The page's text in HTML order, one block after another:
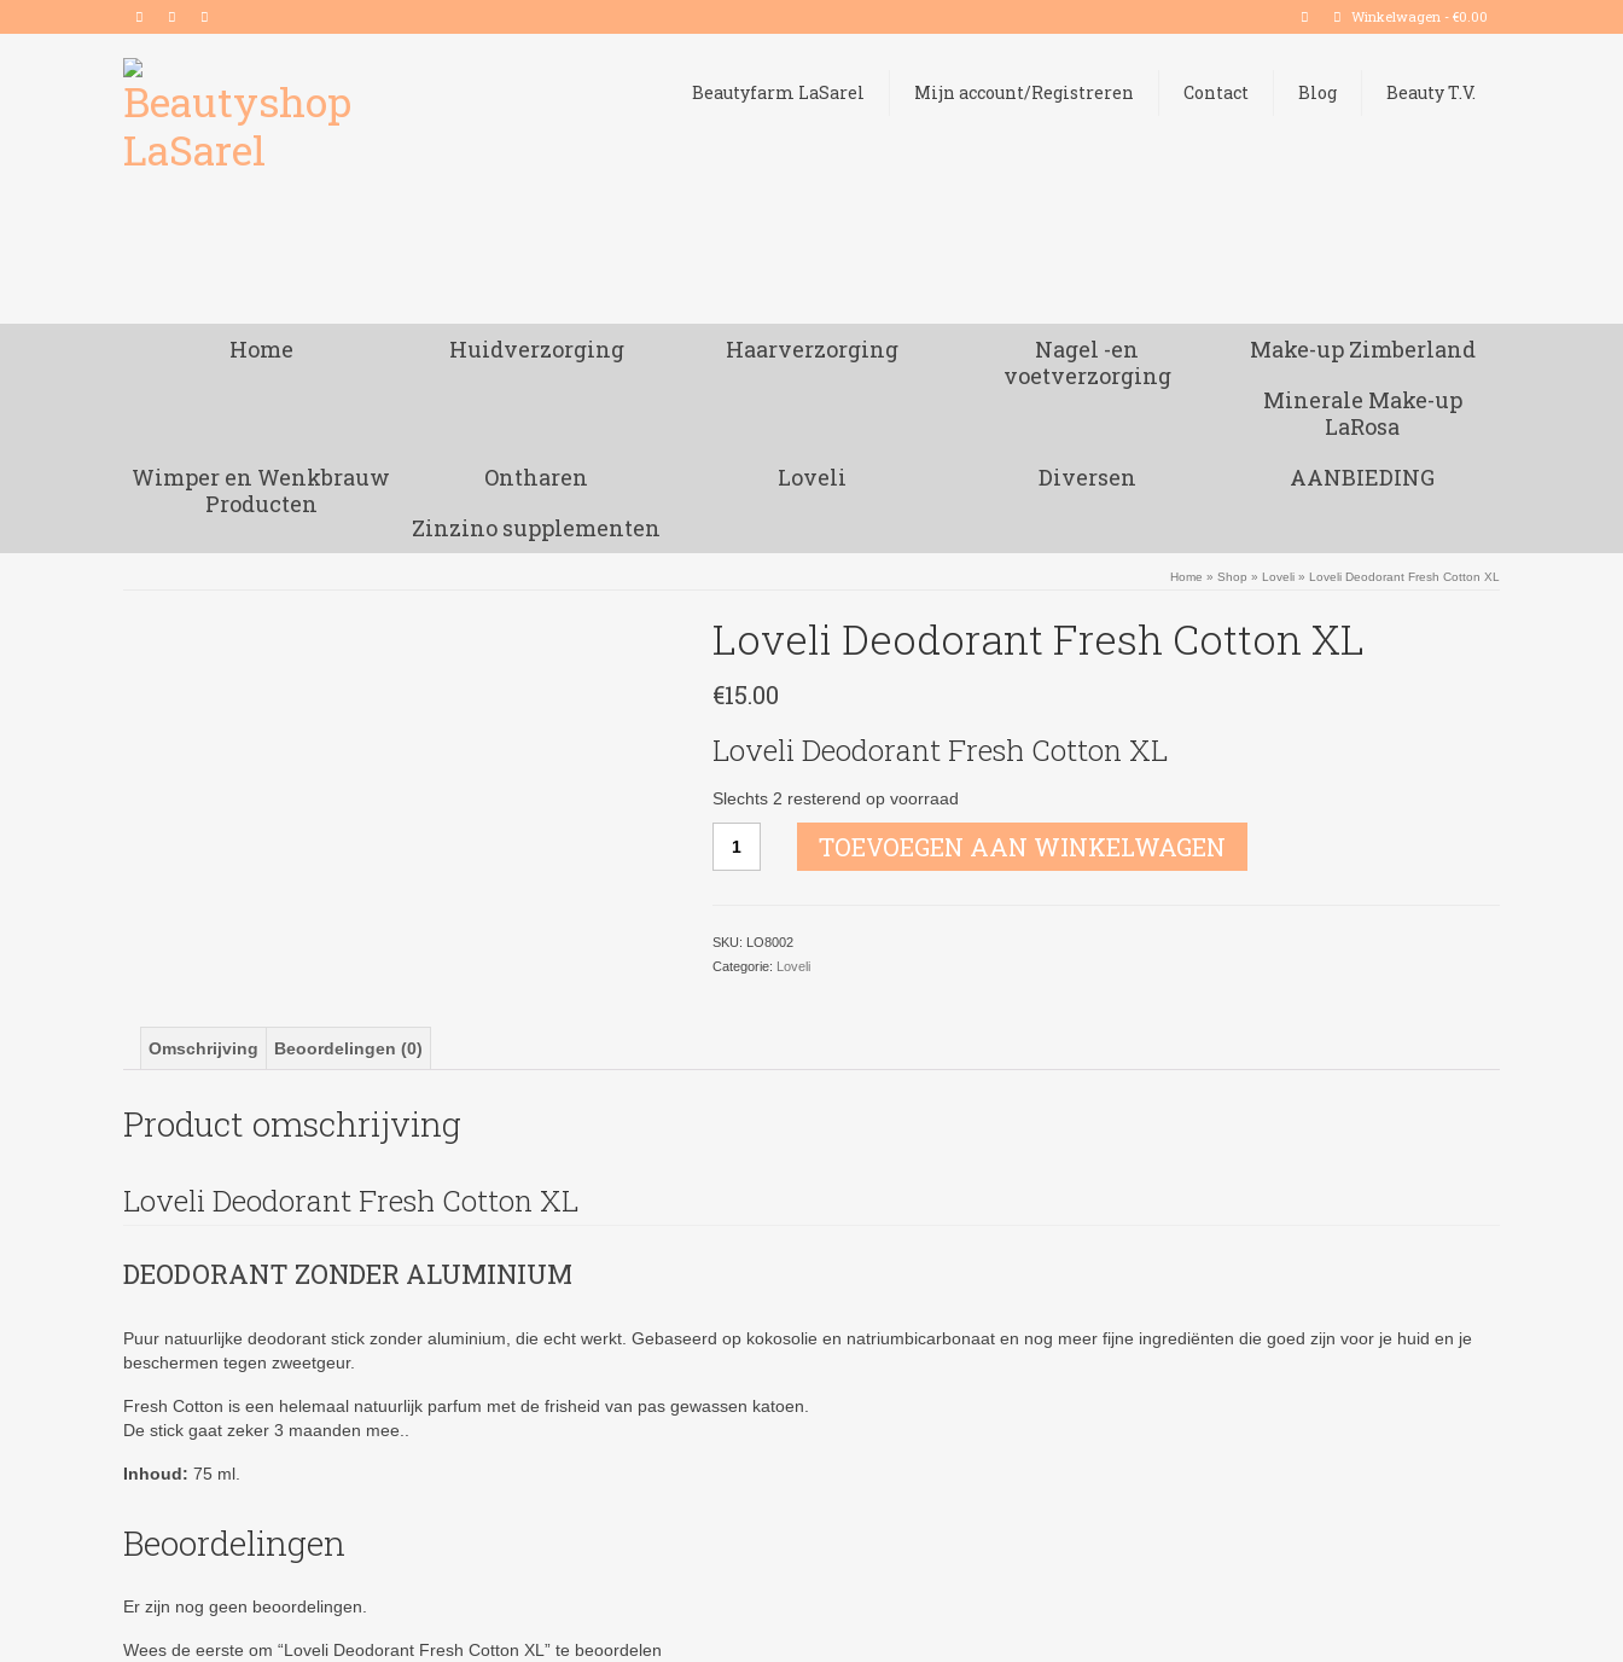
Winkelwagen - €0.00
Beautyfarm LaSarel Mijn account/Registreren Contact Blog Beauty T.V.
Home Huidverzorging Haarverzorging
Nagel -en
voetverzorging
Make-up Zimberland
Minerale Make-up
LaRosa
Wimper en Wenkbrauw
Producten
Ontharen Loveli Diversen
AANBIEDING
Zinzino supplementen
Home » Shop » Loveli » Loveli Deodorant Fresh Cotton XL
Loveli Deodorant Fresh Cotton XL
€15.00
Loveli Deodorant Fresh Cotton XL
Slechts 2 resterend op voorraad
Deodorant
TOEVOEGEN AAN WINKELWAGEN
SKU: LO8002
Categorie: Loveli
Omschrijving Beoordelingen (0)
Product omschrijving
Loveli Deodorant Fresh Cotton XL
DEODORANT ZONDER ALUMINIUM
Puur natuurlijke deodorant stick zonder aluminium, die echt werkt. Gebaseerd op kokosolie en natriumbicarbonaat en nog meer fijne ingrediënten die goed zijn voor je huid en je
beschermen tegen zweetgeur.
Fresh Cotton is een helemaal natuurlijk parfum met de frisheid van pas gewassen katoen.
De stick gaat zeker 3 maanden mee..
Inhoud: 75 ml.
Beoordelingen
Er zijn nog geen beoordelingen.
Wees de eerste om “Loveli Deodorant Fresh Cotton XL” te beoordelen